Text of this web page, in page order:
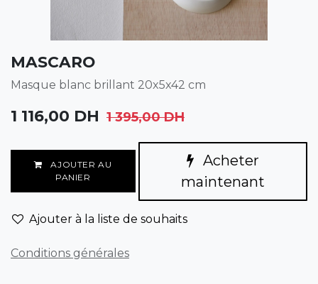
MASCARO
Masque blanc brillant 20x5x42 cm
1 116,00 DH 1 395,00DH
AJOUTER AU
PANIER
Acheter
maintenant
Ajouter à la liste de souhaits
Conditions générales